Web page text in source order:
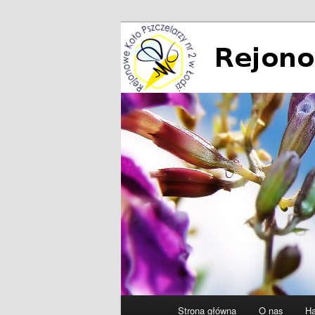
Rejonowe
Strona główna O nas